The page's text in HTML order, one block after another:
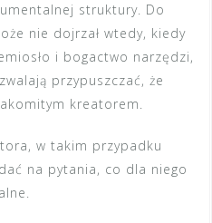
struktury. Do
nie dojrzał wtedy, kiedy
i bogactwo narzędzi,
przypuszczać, że
kreatorem.
w takim przypadku
na pytania, co dla niego